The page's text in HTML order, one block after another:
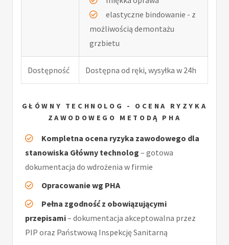
elastyczne bindowanie - z
możliwością demontażu
grzbietu
Dostępność Dostępna od ręki, wysyłka w 24h
GŁÓWNY TECHNOLOG - OCENA RYZYKA
ZAWODOWEGO METODĄ PHA
Kompletna ocena ryzyka zawodowego dla
stanowiska Główny technolog – gotowa
dokumentacja do wdrożenia w firmie
Opracowanie wg PHA
Pełna zgodność z obowiązującymi
przepisami– dokumentacja akceptowalna przez
PIP oraz Państwową Inspekcję Sanitarną